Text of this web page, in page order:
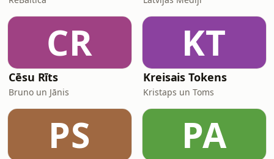
CR
Cēsu Rīts
Bruno un Jānis
KT
Kreisais Tokens
Kristaps un Toms
PS PA